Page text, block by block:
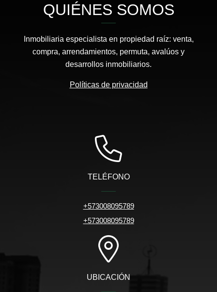
QUIÉNES SOMOS
Inmobiliaria especialista en propiedad raíz: venta,
compra, arrendamientos, permuta, avalúos y
desarrollos inmobiliarios.
Políticas de privacidad
TELÉFONO
+573008095789
+573008095789
UBICACIÓN